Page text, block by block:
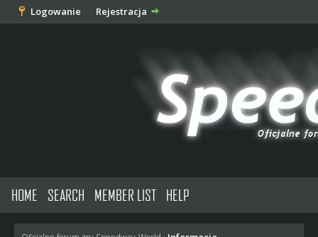
Logowanie Rejestracja
HOME SEARCH MEMBER LIST HELP